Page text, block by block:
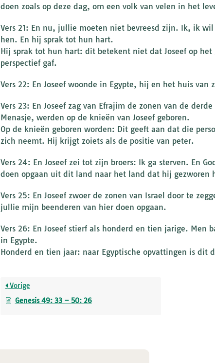
doen zoals op deze dag, om een volk van velen in het
Vers 21: En nu, jullie moeten niet bevreesd zijn. Ik, ik
hen. En hij sprak tot hun hart.
Hij sprak tot hun hart: dit betekent niet dat Joseef op
perspectief gaf.
Vers 22: En Joseef woonde in Egypte, hij en het huis
Vers 23: En Joseef zag van Efrajim de zonen van de
Menasje, werden op de knieën van Joseef geboren.
Op de knieën geboren worden: Dit geeft aan dat die
zich neemt. Hij krijgt zoiets als de positie van peter.
Vers 24: En Joseef zei tot zijn broers: Ik ga sterven. En
doen opgaan uit dit land naar het land dat hij gezworen
Vers 25: En Joseef zwoer de zonen van Israel door te
jullie mijn beenderen van hier doen opgaan.
Vers 26: En Joseef stierf als honderd en tien jarige. Men
in Egypte.
Honderd en tien jaar: naar Egyptische opvattingen is dit
Vorige
Genesis 49: 33 – 50: 26